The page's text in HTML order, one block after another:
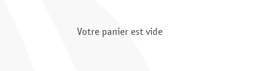
Votre panier est vide